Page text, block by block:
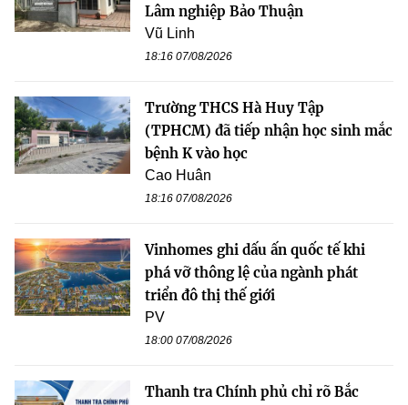
Lâm nghiệp Bảo Thuận
Vũ Linh
18:16 07/08/2026
Trường THCS Hà Huy Tập
(TPHCM) đã tiếp nhận học sinh mắc
bệnh K vào học
Cao Huân
18:16 07/08/2026
Vinhomes ghi dấu ấn quốc tế khi
phá vỡ thông lệ của ngành phát
triển đô thị thế giới
PV
18:00 07/08/2026
Thanh tra Chính phủ chỉ rõ Bắc